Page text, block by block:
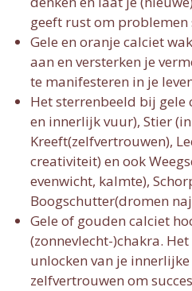
geeft rust om problemen
Gele en oranje calciet
aan en versterken je
te manifesteren in je
Het sterrenbeeld bij gele
en innerlijk vuur), Stier
Kreeft(zelfvertrouwen),
creativiteit) en ook
evenwicht, kalmte),
Boogschutter(dromen
Gele of gouden calciet
(zonnevlecht-)chakra.
unlocken van je
zelfvertrouwen om